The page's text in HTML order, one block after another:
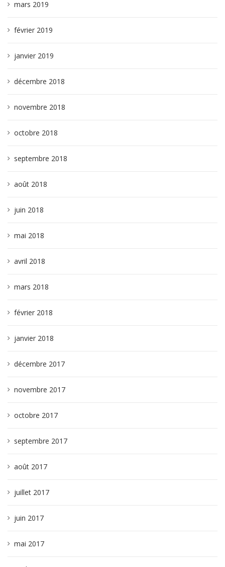
mars 2019
février 2019
janvier 2019
décembre 2018
novembre 2018
octobre 2018
septembre 2018
août 2018
juin 2018
mai 2018
avril 2018
mars 2018
février 2018
janvier 2018
décembre 2017
novembre 2017
octobre 2017
septembre 2017
août 2017
juillet 2017
juin 2017
mai 2017